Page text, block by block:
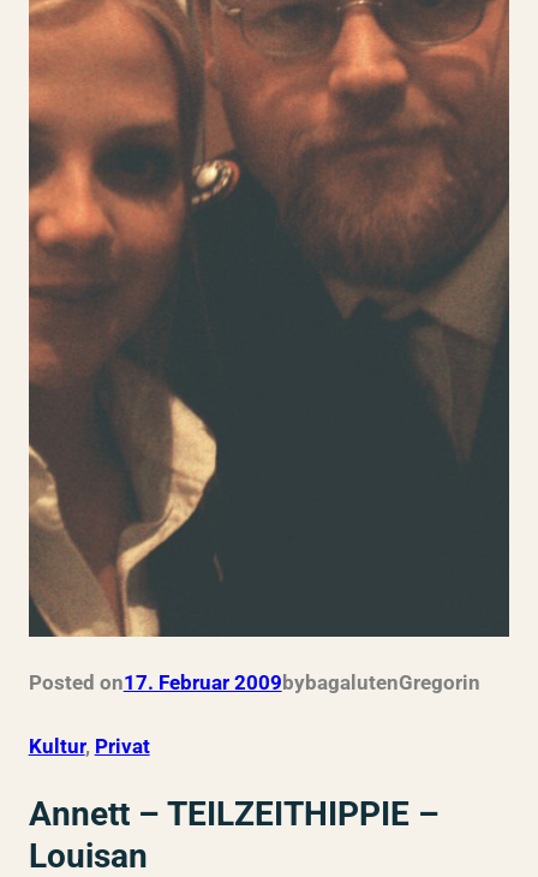
Posted on17. Februar 2009bybagalutenGregorin
Kultur, Privat
Annett – TEILZEITHIPPIE –
Louisan